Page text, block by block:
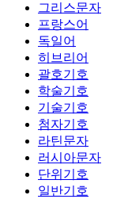
그리스문자
프랑스어
독일어
히브리어
괄호기호
학술기호
기술기호
첨자기호
라틴문자
러시아문자
단위기호
일반기호